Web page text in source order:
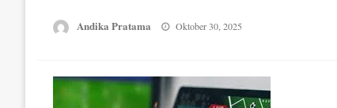
Andika Pratama
Posted
Oktober 30, 2025